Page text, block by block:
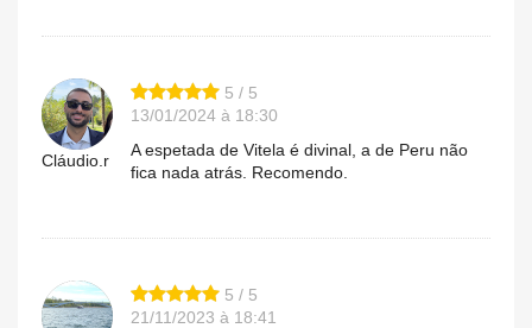
Cláudio.r
5 / 5
13/01/2024 à 18:30
A espetada de Vitela é divinal, a de Peru não
fica nada atrás. Recomendo.
5 / 5
21/11/2023 à 18:41